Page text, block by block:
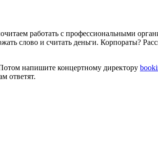
работать с профессиональными
слово и считать деньги. Корпораты?
напишите концертному директору
ответят.